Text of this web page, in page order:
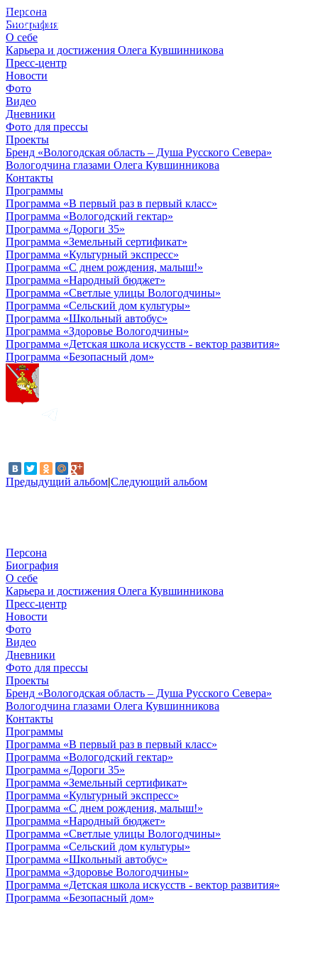
Персона
Биография
О себе
Карьера и достижения Олега Кувшинникова
Пресс-центр
Новости
Фото
Видео
Дневники
Фото для прессы
Проекты
Бренд «Вологодская область – Душа Русского Севера»
Вологодчина глазами Олега Кувшинникова
Контакты
Программы
Программа «В первый раз в первый класс»
Программа «Вологодский гектар»
Программа «Дороги 35»
Программа «Земельный сертификат»
Программа «Культурный экспресс»
Программа «С днем рождения, малыш!»
Программа «Народный бюджет»
Программа «Светлые улицы Вологодчины»
Программа «Сельский дом культуры»
Программа «Школьный автобус»
Программа «Здоровье Вологодчины»
Программа «Детская школа искусств - вектор развития»
Программа «Безопасный дом»
Предыдущий альбом|Следующий альбом
© 2012 - 2023,
КУВШИННИКОВ О.А.
Персона
Биография
О себе
Карьера и достижения Олега Кувшинникова
Пресс-центр
Новости
Фото
Видео
Дневники
Фото для прессы
Проекты
Бренд «Вологодская область – Душа Русского Севера»
Вологодчина глазами Олега Кувшинникова
Контакты
Программы
Программа «В первый раз в первый класс»
Программа «Вологодский гектар»
Программа «Дороги 35»
Программа «Земельный сертификат»
Программа «Культурный экспресс»
Программа «С днем рождения, малыш!»
Программа «Народный бюджет»
Программа «Светлые улицы Вологодчины»
Программа «Сельский дом культуры»
Программа «Школьный автобус»
Программа «Здоровье Вологодчины»
Программа «Детская школа искусств - вектор развития»
Программа «Безопасный дом»